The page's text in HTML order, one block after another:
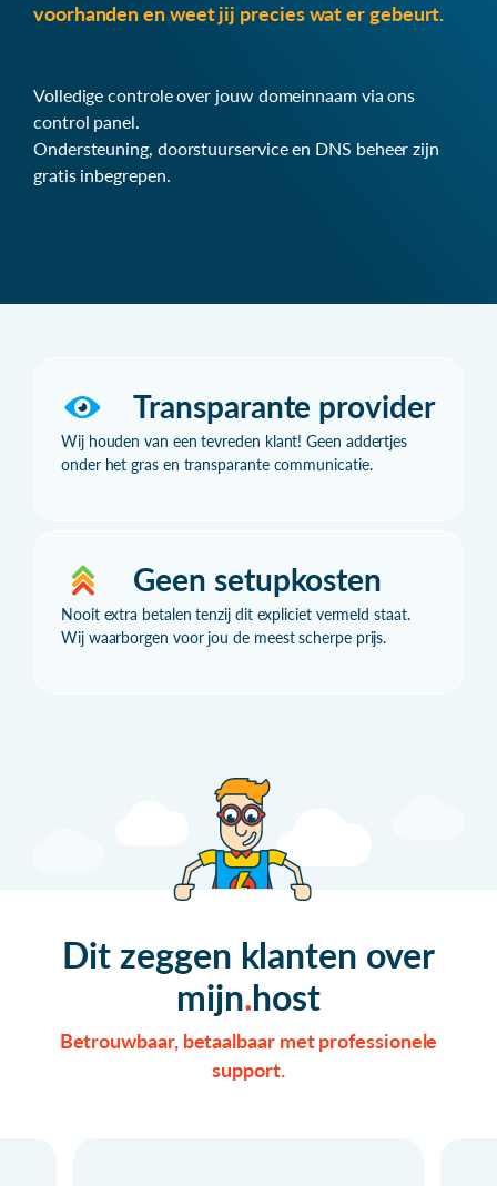
voorhanden en weet jij precies wat er gebeurt.
Volledige controle over jouw domeinnaam via ons
control panel.
Ondersteuning, doorstuurservice en DNS beheer zijn
gratis inbegrepen.
Transparante provider
Wij houden van een tevreden klant! Geen addertjes
onder het gras en transparante communicatie.
Geen setupkosten
Nooit extra betalen tenzij dit expliciet vermeld staat.
Wij waarborgen voor jou de meest scherpe prijs.
Dit zeggen klanten over
mijn host
Betrouwbaar, betaalbaar met professionele
support.